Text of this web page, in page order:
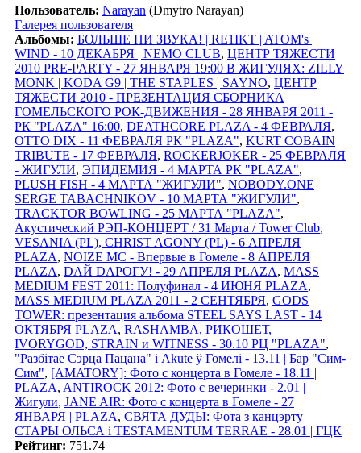
Пользователь: Narayan (Dmytro Narayan)
Галерея пользователя
Альбомы: БОЛЬШЕ НИ ЗВУКА! | RE1IKT | ATOM's |
WIND - 10 ДЕКАБРЯ | NEMO CLUB, ЦЕНТР ТЯЖЕСТИ
2010 PRE-PARTY - 27 ЯНВАРЯ 19:00 В ЖИГУЛЯХ: ZILLY
MONK | KODA G9 | THE STAPLES | SAYNO, ЦЕНТР
ТЯЖЕСТИ 2010 - ПРЕЗЕНТАЦИЯ СБОРНИКА
ГОМЕЛЬСКОГО РОК-ДВИЖЕНИЯ - 28 ЯНВАРЯ 2011 -
РК "PLAZA" 16:00, DEATHCORE PLAZA - 4 ФЕВРАЛЯ,
OTTO DIX - 11 ФЕВРАЛЯ РК "PLAZA", KURT COBAIN
TRIBUTE - 17 ФЕВРАЛЯ, ROCKERJOKER - 25 ФЕВРАЛЯ
- ЖИГУЛИ, ЭПИДЕМИЯ - 4 МАРТА РК "PLAZA",
PLUSH FISH - 4 МАРТА "ЖИГУЛИ", NOBODY.ONE
SERGE TABACHNIKOV - 10 МАРТА "ЖИГУЛИ",
TRACKTOR BOWLING - 25 МАРТА "PLAZA",
Акустический РЭП-КОНЦЕРТ / 31 Марта / Tower Club,
VESANIA (PL), CHRIST AGONY (PL) - 6 АПРЕЛЯ
PLAZA, NOIZE MC - Впервые в Гомеле - 8 АПРЕЛЯ
PLAZA, DАЙ DАРОГУ! - 29 АПРЕЛЯ PLAZA, MASS
MEDIUM FEST 2011: Полуфинал - 4 ИЮНЯ PLAZA,
MASS MEDIUM PLAZA 2011 - 2 СЕНТЯБРЯ, GODS
TOWER: презентация альбома STEEL SAYS LAST - 14
ОКТЯБРЯ PLAZA, RASHAMBA, РИКОШЕТ,
IVORYGOD, STRAIN и WITNESS - 30.10 РЦ "PLAZA",
"Разбітае Сэрца Пацана" і Akute ў Гомелi - 13.11 | Бар "Сим-
Сим", [AMATORY]: Фото с концерта в Гомеле - 18.11 |
PLAZA, ANTIROCK 2012: Фото с вечеринки - 2.01 |
Жигули, JANE AIR: Фото с концерта в Гомеле - 27
ЯНВАРЯ | PLAZA, СВЯТА ДУДЫ: Фота з канцэрту
СТАРЫ ОЛЬСА i TESTAMENTUM TERRAE - 28.01 | ГЦК
Рейтинг: 751.74